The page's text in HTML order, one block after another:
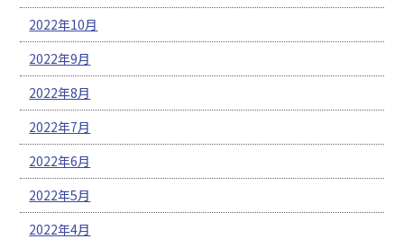
2022年10月
2022年9月
2022年8月
2022年7月
2022年6月
2022年5月
2022年4月